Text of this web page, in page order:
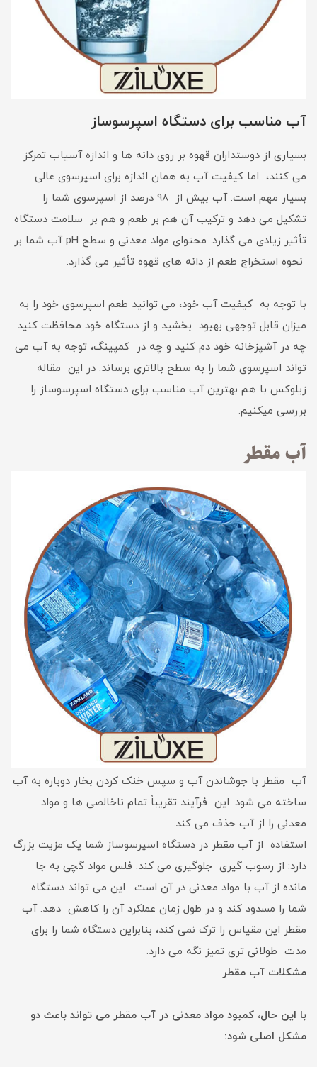
آب مناسب برای دستگاه اسپرسوساز
بسیاری از دوستداران قهوه بر روی دانه ها و اندازه آسیاب تمرکز
می کنند، اما کیفیت آب به همان اندازه برای اسپرسوی عالی
بسیار مهم است. آب بیش از 98 درصد از اسپرسوی شما را
تشکیل می دهد و ترکیب آن هم بر طعم و هم بر سلامت دستگاه
تأثیر زیادی می گذارد. محتوای مواد معدنی و سطح pH آب شما بر
نحوه استخراج طعم از دانه های قهوه تأثیر می گذارد.
با توجه به کیفیت آب خود، می توانید طعم اسپرسوی خود را به
میزان قابل توجهی بهبود بخشید و از دستگاه خود محافظت کنید.
چه در آشپزخانه خود دم کنید و چه در کمپینگ، توجه به آب می
تواند اسپرسوی شما را به سطح بالاتری برساند. در این مقاله
زیلوکس با هم بهترین آب مناسب برای دستگاه اسپرسوساز را
بررسی میکنیم.
آب مقطر
آب مقطر با جوشاندن آب و سپس خنک کردن بخار دوباره به آب
ساخته می شود. این فرآیند تقریباً تمام ناخالصی ها و مواد
معدنی را از آب حذف می کند.
استفاده از آب مقطر در دستگاه اسپرسوساز شما یک مزیت بزرگ
دارد: از رسوب گیری جلوگیری می کند. فلس مواد گچی به جا
مانده از آب با مواد معدنی در آن است. این می تواند دستگاه
شما را مسدود کند و در طول زمان عملکرد آن را کاهش دهد. آب
مقطر این مقیاس را ترک نمی کند، بنابراین دستگاه شما را برای
مدت طولانی تری تمیز نگه می دارد.
مشکلات آب مقطر
با این حال، کمبود مواد معدنی در آب مقطر می تواند باعث دو
مشکل اصلی شود: